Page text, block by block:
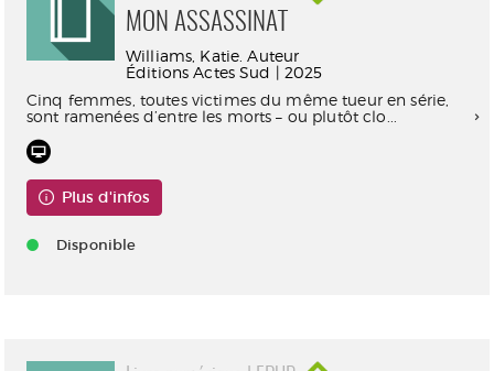
MON ASSASSINAT
Williams, Katie. Auteur
Éditions Actes Sud | 2025
Cinq femmes, toutes victimes du même tueur en série,
sont ramenées d’entre les morts – ou plutôt clo...
Plus d'infos
Disponible